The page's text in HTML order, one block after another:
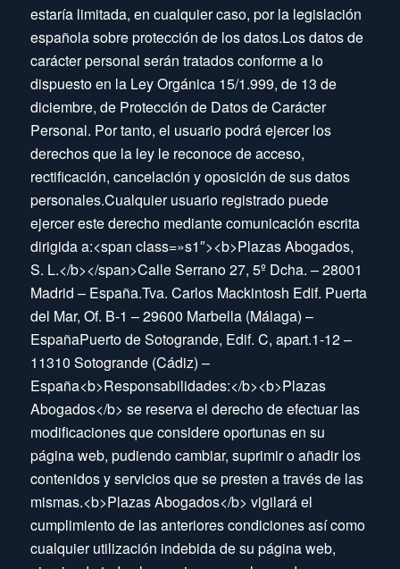
estaría limitada, en cualquier caso, por la legislación
española sobre protección de los datos.Los datos de
carácter personal serán tratados conforme a lo
dispuesto en la Ley Orgánica 15/1.999, de 13 de
diciembre, de Protección de Datos de Carácter
Personal. Por tanto, el usuario podrá ejercer los
derechos que la ley le reconoce de acceso,
rectificación, cancelación y oposición de sus datos
personales.Cualquier usuario registrado puede
ejercer este derecho mediante comunicación escrita
dirigida a:<span class=»s1″><b>Plazas Abogados,
S. L.</b></span>Calle Serrano 27, 5º Dcha. – 28001
Madrid – España.Tva. Carlos Mackintosh Edif. Puerta
del Mar, Of. B-1 – 29600 Marbella (Málaga) –
EspañaPuerto de Sotogrande, Edif. C, apart.1-12 –
11310 Sotogrande (Cádiz) –
España<b>Responsabilidades:</b><b>Plazas
Abogados</b> se reserva el derecho de efectuar las
modificaciones que considere oportunas en su
página web, pudiendo cambiar, suprimir o añadir los
contenidos y servicios que se presten a través de las
mismas.<b>Plazas Abogados</b> vigilará el
cumplimiento de las anteriores condiciones así como
cualquier utilización indebida de su página web,